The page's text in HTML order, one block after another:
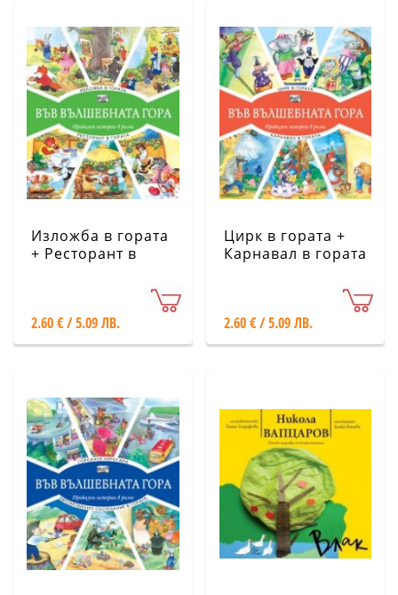
Изложба в гората
+ Ресторант в
вълшебната гора)
2.60 € / 5.09 ЛВ.
Цирк в гората +
Карнавал в гората
2.60 € / 5.09 ЛВ.